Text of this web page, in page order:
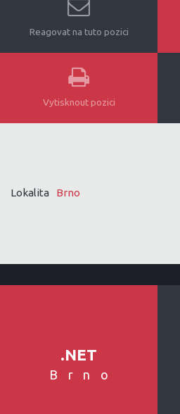
Reagovat na tuto pozici
Vytisknout pozici
Lokalita Brno
.NET
Brno